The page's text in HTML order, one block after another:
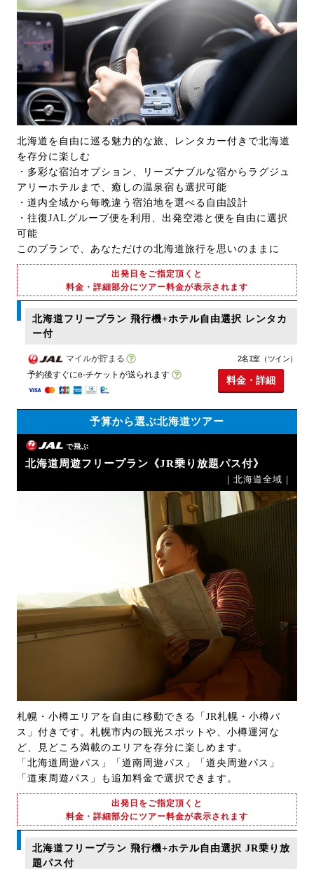
北海道を自由に巡る魅力的な旅、レンタカー付きで北海道
を存分に楽しむ
・多彩な宿泊オプション、リーズナブルな宿からラグジュ
アリーホテルまで、癒しの温泉宿も選択可能
・道内全域から毎晩違う宿泊地を選べる自由設計
・往復JALグループ便を利用、出発空港と便を自由に選択
可能
このプランで、あなただけの北海道旅行を思いのままに
出発日をご指定頂くと
料金・詳細部分にツアー料金が表示されます
北海道フリープラン 飛行機+ホテル自由選択 レンタカ
ー付
マイルが貯まる
予約後すぐにe-チケットが送られます
2名1室（ツイン）
料金・詳細
予算から選ぶ北海道ツアー
で飛ぶ
北海道周遊フリープラン《JR乗り放題パス付》
｜北海道全域｜
札幌・小樽エリアを自由に移動できる「JR札幌・小樽パ
ス」付きです。札幌市内の観光スポットや、小樽運河な
ど、見どころ満載のエリアを存分に楽しめます。
「北海道周遊パス」「道南周遊パス」「道央周遊パス」
「道東周遊パス」も追加料金で選択できます。
出発日をご指定頂くと
料金・詳細部分にツアー料金が表示されます
北海道フリープラン 飛行機+ホテル自由選択 JR乗り放
題パス付